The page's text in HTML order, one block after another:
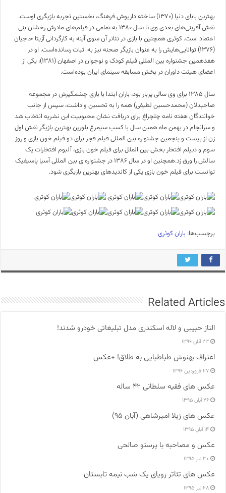
بهترین بابای دنیا (۱۳۷۰) ساخته داریوش فرهنگ، نخستین تجربه بازیگری اوست.
نقش آفرینی‌های بعدی وی تا سال ۱۳۸۰ به تمامی در فیلم‌های مادرش رخشان بنی
اعتماد است. کوثری همچنین با بازی در تئاتر آن سوی آینه به کارگردانی آزیتا حاجیان
(۱۳۷۶) توانایی‌هایش را به عنوان بازیگر صحنه نیز به اثبات رسانده‌است. او در
هفدهمین جشنواره بین المللی فیلم‌ کودک و نوجوان در اصفهان (۱۳۸۱)، یکی از
اعضای هیئت داوران در بخش مسابقه سینمای ایران بوده‌است.
سال ۱۳۸۵ برای وی سالی پربار بود، باران ابتدا با بازی چشمگیرش در مجموعه
صاحبدلان (محمدحسین لطیفی) همه را به تحسین واداشت، سپس از جانب
خوانندگان هفته نامه چلچراغ برای دریافت نشان محبوبیت این نشریه انتخاب شد
و سرانجام در بهمن ماه همین سال با کسب سیمرغ بلورین بهترین بازیگر نقش اول
زن از بیست و پنجمین جشنواره بین المللی فیلم فجر برای دو فیلم خون بازی و روز
سوم و دیپلم افتخار بخش بین الملل برای فیلم خون بازی، آلبوم افتخارات یک
سالش را ورق زد.همچنین او در سال ۱۳۸۶ در جشنواره ی بین المللی آسیا پاسیفیک
توانست برای فیلم خون بازی یکی از کاندیدهای بهترین بازیگری شود.
برچسب‌ها: باران کوثری
Related Articles
الناز حبیبی و لاله اسکندری مدل تبلیغاتی خودرو شدند!
۲۳ آبان ۱۳۹۶
اعتراف بهنوش طباطبایی به طلاق! +عکس
۲۷ فروردین ۱۳۹۶
عکس های فقیه سلطانی ۴۲ ساله
۲۶ آبان ۱۳۹۵
عکس های ژیلا امیرشاهی (آبان ۹۵)
۱۴ آبان ۱۳۹۵
عکس و مصاحبه با پرستو صالحی
۳۰ تیر ۱۳۹۵
عکس های تئاتر رویای یک شب نیمه تابستان
۲۸ تیر ۱۳۹۵